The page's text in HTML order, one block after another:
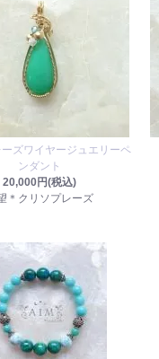
ーズワイヤージュエリーペ
ンダント
20,000円(税込)
＊クリソプレーズ